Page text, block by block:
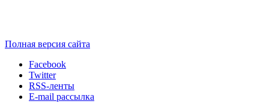
Полная версия сайта
Facebook
Twitter
RSS-ленты
E-mail рассылка